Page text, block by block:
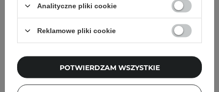
Analityczne pliki cookie
Reklamowe pliki cookie
POTWIERDZAM WSZYSTKIE